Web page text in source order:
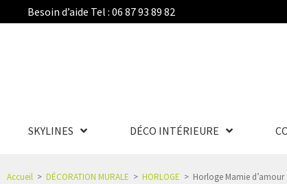
Besoin d’aide Tel : 06 87 93 89 82
SKYLINES DÉCO INTÉRIEURE
Accueil > DÉCORATION MURALE > HORLOGE > Horloge Mamie d’amour